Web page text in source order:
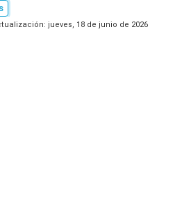
jueves, 18 de junio de 2026